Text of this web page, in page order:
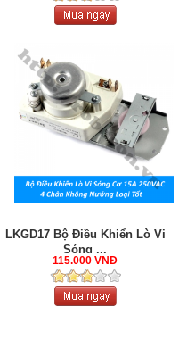
LKGD17 Bộ Điều Khiển Lò Vi
Sóng ...
115.000 VNĐ